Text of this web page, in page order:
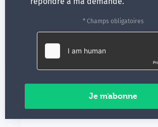
* Champs obligatoires
215,00 €
Nous contacter